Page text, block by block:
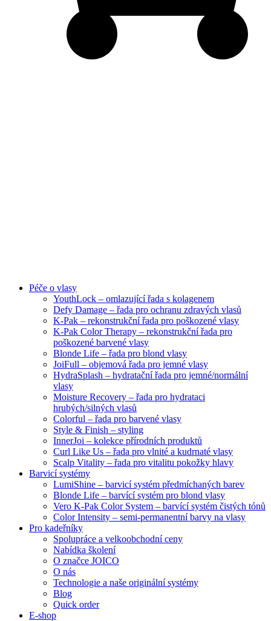
Péče o vlasy
YouthLock – omlazující řada s kolagenem
Defy Damage – řada pro ochranu zdravých vlasů
K-Pak – rekonstrukční řada pro poškozené vlasy
K-Pak Color Therapy – rekonstrukční řada pro
poškozené barvené vlasy
Blonde Life – řada pro blond vlasy
JoiFull – objemová řada pro jemné vlasy
HydraSplash – hydratační řada pro jemné/normální
vlasy
Moisture Recovery – řada pro hydrataci
hrubých/silných vlasů
Colorful – řada pro barvené vlasy
Style & Finish – styling
InnerJoi – kolekce přírodních produktů
Curl Like Us – řada pro vlnité a kudrnaté vlasy
Scalp Vitality – řada pro vitalitu pokožky hlavy
Barvicí systémy
LumiShine – barvicí systém předmíchaných barev
Blonde Life – barvící systém pro blond vlasy
Vero K-Pak Color System – barvící systém čistých tónů
Color Intensity – semi-permanentní barvy na vlasy
Pro kadeřníky
Spolupráce a velkoobchodní ceny
Nabídka školení
O značce JOICO
O nás
Technologie a naše originální systémy
Blog
Quick order
E-shop